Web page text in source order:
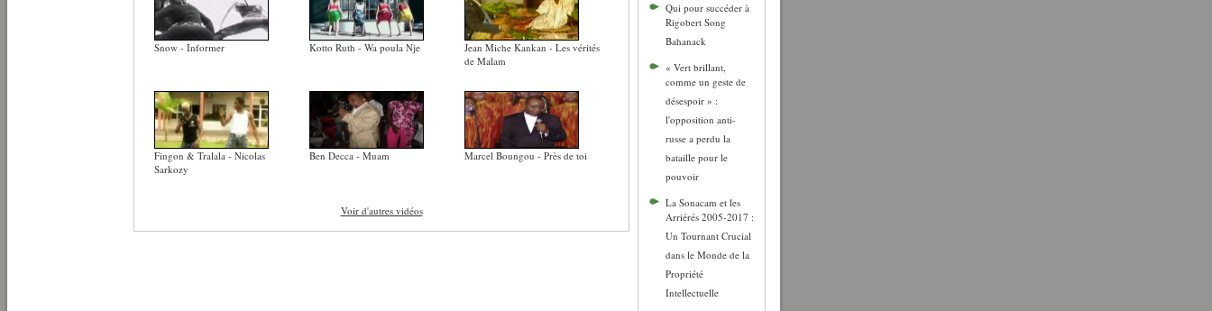
Snow - Informer Kotto Ruth - Wa poula Nje
Jean Miche Kankan - Les vérités
de Malam
Fingon & Tralala - Nicolas
Sarkozy
Ben Decca - Muam Marcel Boungou - Près de toi
Voir d'autres vidéos
Qui pour succéder à
Rigobert Song
Bahanack
« Vert brillant,
comme un geste de
désespoir » :
l'opposition anti-
russe a perdu la
bataille pour le
pouvoir
La Sonacam et les
Arriérés 2005-2017 :
Un Tournant Crucial
dans le Monde de la
Propriété
Intellectuelle